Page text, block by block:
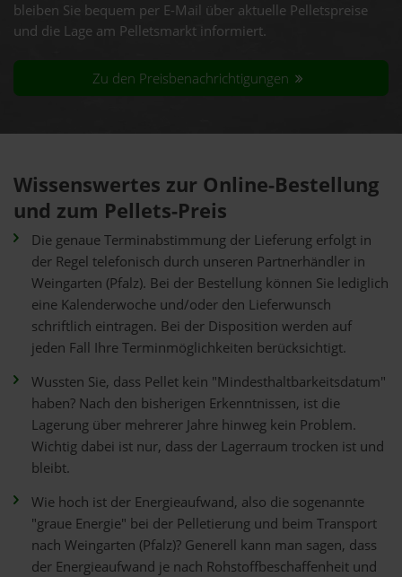
bleiben Sie bequem per E-Mail über aktuelle Pelletspreise
und die Lage am Pelletsmarkt informiert.
Zu den Preisbenachrichtigungen
Wissenswertes zur Online-Bestellung
und zum Pellets-Preis
Die genaue Terminabstimmung der Lieferung erfolgt in
der Regel telefonisch durch unseren Partnerhändler in
Weingarten (Pfalz). Bei der Bestellung können Sie lediglich
eine Kalenderwoche und/oder den Lieferwunsch
schriftlich eintragen. Bei der Disposition werden auf
jeden Fall Ihre Terminmöglichkeiten berücksichtigt.
Wussten Sie, dass Pellet kein "Mindesthaltbarkeitsdatum"
haben? Nach den bisherigen Erkenntnissen, ist die
Lagerung über mehrerer Jahre hinweg kein Problem.
Wichtig dabei ist nur, dass der Lagerraum trocken ist und
bleibt.
Wie hoch ist der Energieaufwand, also die sogenannte
"graue Energie" bei der Pelletierung und beim Transport
nach Weingarten (Pfalz)? Generell kann man sagen, dass
der Energieaufwand je nach Rohstoffbeschaffenheit und